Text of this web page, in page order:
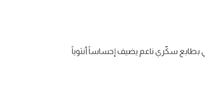
بطابع سكّري ناعم يضيف إحساساً أنثوياً